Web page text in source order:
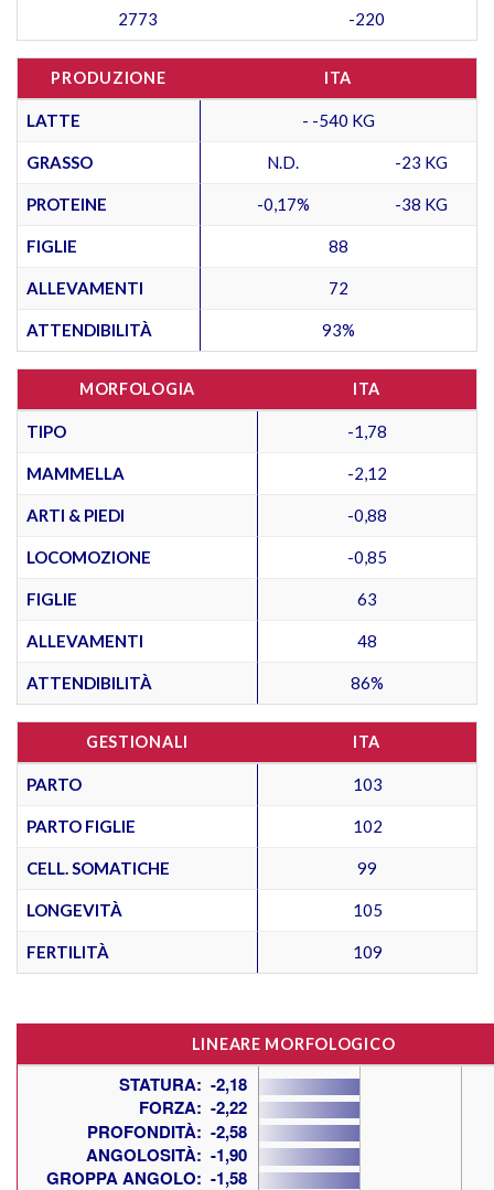
2773 -220
PRODUZIONE ITA
LATTE - -540 KG
GRASSO N.D. -23 KG
PROTEINE -0,17% -38 KG
FIGLIE 88
ALLEVAMENTI 72
ATTENDIBILITÀ 93%
MORFOLOGIA ITA
TIPO -1,78
MAMMELLA -2,12
ARTI & PIEDI -0,88
LOCOMOZIONE -0,85
FIGLIE 63
ALLEVAMENTI 48
ATTENDIBILITÀ 86%
GESTIONALI ITA
PARTO 103
PARTO FIGLIE 102
CELL. SOMATICHE 99
LONGEVITÀ 105
FERTILITÀ 109
LINEARE MORFOLOGICO